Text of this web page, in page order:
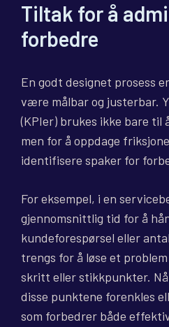
Tiltak for å
forbedre
En godt designet prosess
være målbar og justerbar.
(KPIer) brukes ikke bare til
men for å oppdage
identifisere spaker for
For eksempel, i en
gjennomsnittlig tid for å
kundeforespørsel eller
trengs for å løse et
skritt eller stikkpunkter.
disse punktene forenkles
som forbedrer både